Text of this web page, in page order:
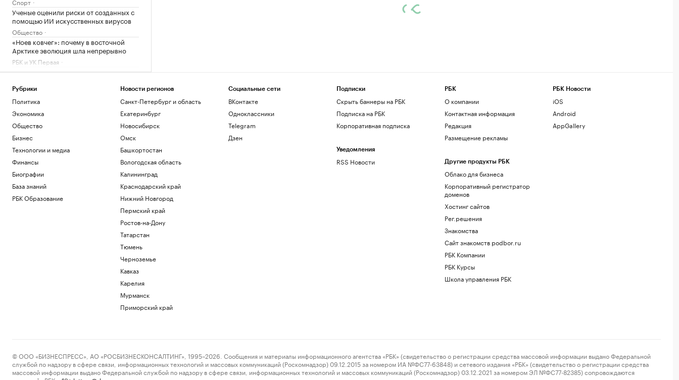
Ученые оценили риски от созданных с
помощью ИИ искусственных вирусов
Общество
«Ноев ковчег»: почему в восточной
Арктике эволюция шла непрерывно
РБК и УК Первая
Сооснователь Wikipedia назвал ее
Технологии и медиа
Зеленский встретился с президентом
Сербии Вучичем
Политика
Как устроены приватные террасы в
квартирах «Серии плюс»
РБК и ПИК Серия плюс
Экс-президент Финляндии усомнился в
Политика
Глава «Эксмо» назвал книгу, которая
поможет стать «лучшей версией себя»
Росфинмониторинг рассказал, как
помог выявить криптомошенников в
Рубрики
Политика
Экономика
Общество
Бизнес
Технологии и медиа
Финансы
Биографии
База знаний
РБК Образование
Новости регионов
Санкт-Петербург и область
Екатеринбург
Новосибирск
Омск
Башкортостан
Вологодская область
Калининград
Краснодарский край
Нижний Новгород
Пермский край
Ростов-на-Дону
Татарстан
Тюмень
Черноземье
Кавказ
Карелия
Мурманск
Приморский край
Социальные сети
ВКонтакте
Одноклассники
Telegram
Дзен
Подписки
Скрыть баннеры на РБК
Подписка на РБК
Корпоративная подписка
Уведомления
RSS Новости
РБК
О компании
Контактная информация
Редакция
Размещение рекламы
Другие продукты РБК
Облако для бизнеса
Корпоративный регистратор
доменов
Хостинг сайтов
Рег.решения
Знакомства
Сайт знакомств podbor.ru
РБК Компании
РБК Курсы
Школа управления РБК
РБК Новости
iOS
Android
AppGallery
© ООО «БИЗНЕСПРЕСС», АО «РОСБИЗНЕСКОНСАЛТИНГ», 1995–2026. Сообщения и материалы информационного агентства «РБК» (свидетельство о регистрации средства массовой информации выдано Федеральной
службой по надзору в сфере связи, информационных технологий и массовых коммуникаций (Роскомнадзор) 09.12.2015 за номером ИА №ФС77-63848) и сетевого издания «РБК» (свидетельство о регистрации средства
массовой информации выдано Федеральной службой по надзору в сфере связи, информационных технологий и массовых коммуникаций (Роскомнадзор) 03.12.2021 за номером ЭЛ №ФС77-82385) сопровождаются